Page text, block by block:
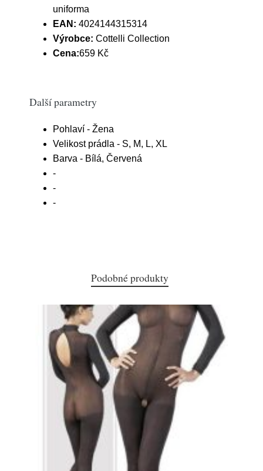
uniforma
EAN: 4024144315314
Výrobce: Cottelli Collection
Cena:659 Kč
Další parametry
Pohlaví - Žena
Velikost prádla - S, M, L, XL
Barva - Bílá, Červená
-
-
-
Podobné produkty